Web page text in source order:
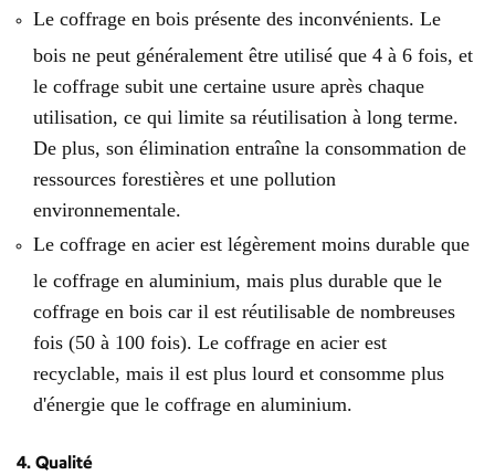
Le coffrage en bois présente des inconvénients. Le
bois ne peut généralement être utilisé que 4 à 6 fois, et
le coffrage subit une certaine usure après chaque
utilisation, ce qui limite sa réutilisation à long terme.
De plus, son élimination entraîne la consommation de
ressources forestières et une pollution
environnementale.
Le coffrage en acier est légèrement moins durable que
le coffrage en aluminium, mais plus durable que le
coffrage en bois car il est réutilisable de nombreuses
fois (50 à 100 fois). Le coffrage en acier est
recyclable, mais il est plus lourd et consomme plus
d'énergie que le coffrage en aluminium.
4. Qualité